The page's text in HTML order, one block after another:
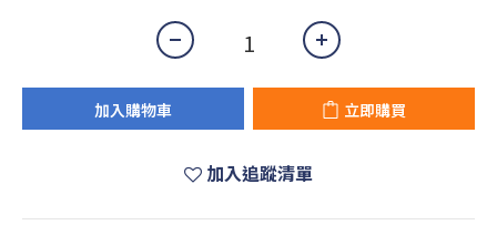
加入購物車 立即購買
加入追蹤清單